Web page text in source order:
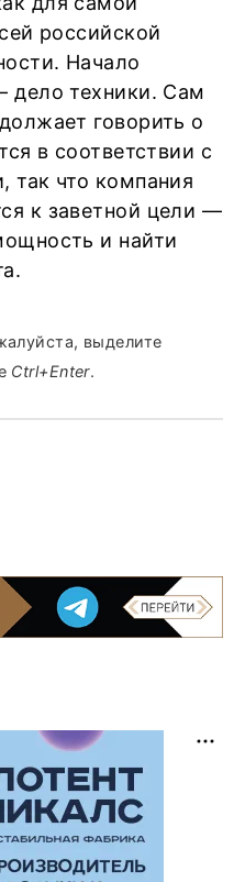
российской
Начало
дело техники. Сам
говорить о
в соответствии с
так что компания
к заветной цели —
и найти
выделите
Ctrl+Enter.